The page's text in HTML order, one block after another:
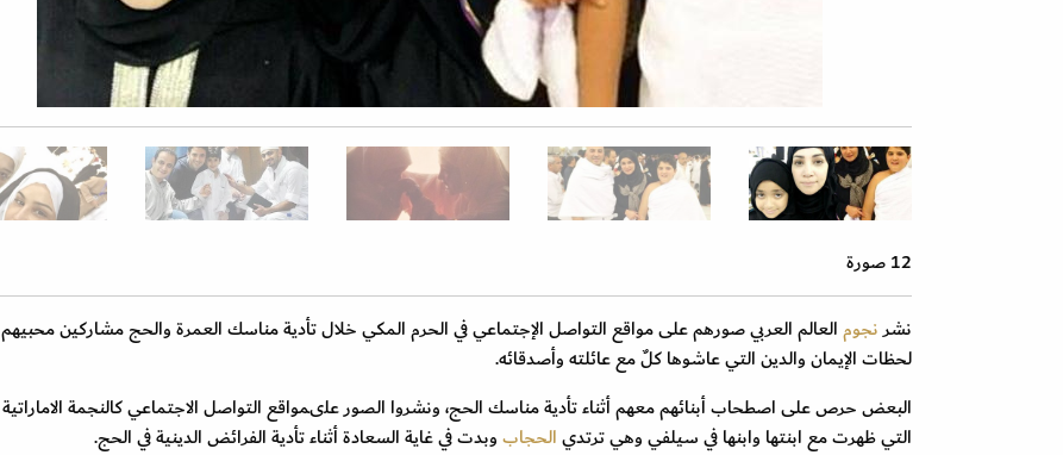
12 صورة
نشرنجومالعالم العربي صورهم على مواقع التواصل الإجتماعي في الحرم المكي خلال تأدية مناسك العمرة والحج مشاركين محبيهم
لحظات الإيمان والدين التي عاشوها كلٌ مع عائلته وأصدقائه.
البعض حرص على اصطحاب أبنائهم معهم أثناء تأدية مناسك الحج، ونشروا الصور علىمواقع التواصل الاجتماعي كالنجمة الاماراتية
التي ظهرت مع ابنتها وابنها في سيلفي وهي ترتديالحجابوبدت في غاية السعادة أثناء تأدية الفرائض الدينية في الحج.